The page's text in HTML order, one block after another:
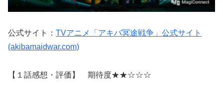
公式サイト： TVアニメ「アキバ冥途戦争」公式サイト
(akibamaidwar.com)
【１話感想・評価】 期待度★★☆☆☆